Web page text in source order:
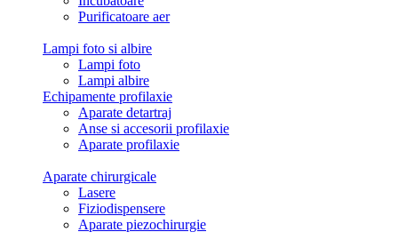
Purificatoare aer
Lampi foto si albire
Lampi foto
Lampi albire
Echipamente profilaxie
Aparate detartraj
Anse si accesorii profilaxie
Aparate profilaxie
Aparate chirurgicale
Lasere
Fiziodispensere
Aparate piezochirurgie